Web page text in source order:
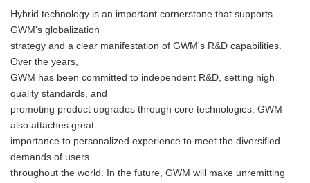
Hybrid technology is an important cornerstone that supports
GWM's globalization
strategy and a clear manifestation of GWM's R&D capabilities.
Over the years,
GWM has been committed to independent R&D, setting high
quality standards, and
promoting product upgrades through core technologies. GWM
also attaches great
importance to personalized experience to meet the diversified
demands of users
throughout the world. In the future, GWM will make unremitting